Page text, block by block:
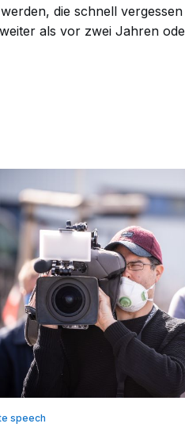
die schnell vergessen
als vor zwei Jahren
speech